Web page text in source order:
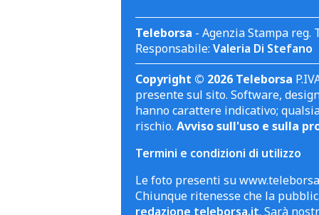
Teleborsa - Agenzia Stampa
Responsabile: Valeria Di Stefano
Copyright © 2026 Teleborsa
presente sul sito. Software,
hanno carattere indicativo;
rischio. Avviso sull'uso e sulla
Termini e condizioni di utilizzo
Le foto presenti su
Chiunque ritenesse che la
redazione teleborsa.it. Sarà